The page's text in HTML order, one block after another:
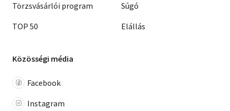
Törzsvásárlói program
TOP 50
Súgó
Elállás
Közösségi média
Facebook
Instagram